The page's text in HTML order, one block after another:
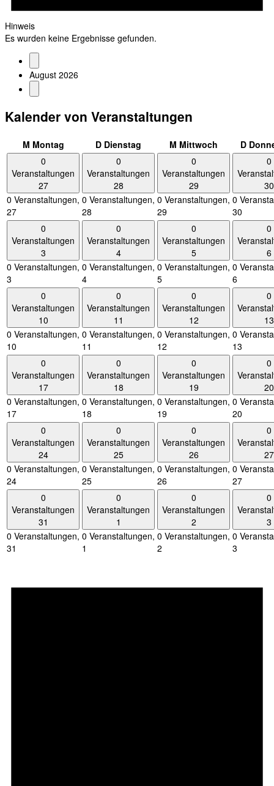
Hinweis
Es wurden keine Ergebnisse gefunden.
August 2026
Kalender von Veranstaltungen
M Montag D Dienstag M Mittwoch D
0
Veranstaltungen
27
0 Veranstaltungen,
27
0
Veranstaltungen
28
0 Veranstaltungen,
28
0
Veranstaltungen
29
0 Veranstaltungen,
29
0
30
0
30
0
Veranstaltungen
3
0 Veranstaltungen,
3
0
Veranstaltungen
4
0 Veranstaltungen,
4
0
Veranstaltungen
5
0 Veranstaltungen,
5
0
6
0
6
0
Veranstaltungen
10
0 Veranstaltungen,
10
0
Veranstaltungen
11
0 Veranstaltungen,
11
0
Veranstaltungen
12
0 Veranstaltungen,
12
0
13
0
13
0
Veranstaltungen
17
0 Veranstaltungen,
17
0
Veranstaltungen
18
0 Veranstaltungen,
18
0
Veranstaltungen
19
0 Veranstaltungen,
19
0
20
0
20
0
Veranstaltungen
24
0 Veranstaltungen,
24
0
Veranstaltungen
25
0 Veranstaltungen,
25
0
Veranstaltungen
26
0 Veranstaltungen,
26
0
27
0
27
0
Veranstaltungen
31
0 Veranstaltungen,
31
0
Veranstaltungen
1
0 Veranstaltungen,
1
0
Veranstaltungen
2
0 Veranstaltungen,
2
0
3
0
3